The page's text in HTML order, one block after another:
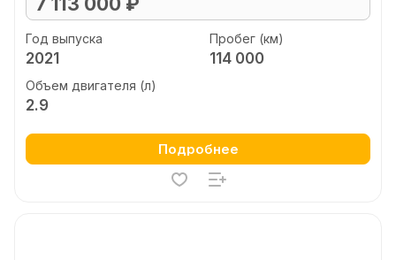
Год выпуска
2021
Пробег (км)
114 000
Объем двигателя (л)
2.9
Подробнее